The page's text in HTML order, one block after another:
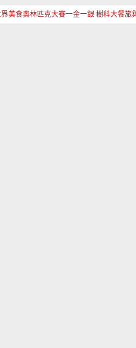
美食奧林匹克大賽一金一銀 樹科大餐旅